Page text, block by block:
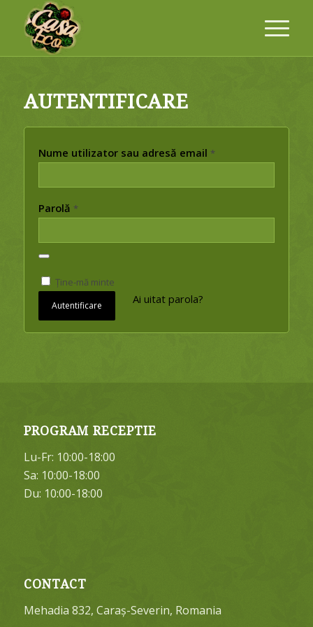
AUTENTIFICARE
Nume utilizator sau adresă email *
Parolă *
Ține-mă minte
Autentificare Ai uitat parola?
PROGRAM RECEPTIE
Lu-Fr: 10:00-18:00
Sa: 10:00-18:00
Du: 10:00-18:00
CONTACT
Mehadia 832, Caraș-Severin, Romania